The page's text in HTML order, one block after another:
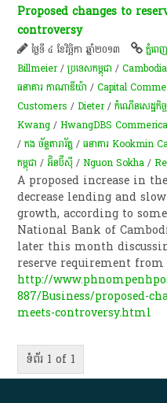
Proposed changes to
controversy
ថ្ងៃទី ៤ ខែវិច្ឆិកា ឆ្នាំ២០១៣ ភ្នំព
Billmeier/ប្រទេសកម្ពុជា /
ធនាគារ កាណាឌីយ៉ា /Capital
Customers /Dieter/កំណើន​សេដ្ឋកិច្ច
Kwang /HwangDBS
/កង ច័ន្ទតារារ័ត្ន /ធនាគារ​ Kookmin​
កម្ពុជា /អ៊ិនប៊ីស៊ី /Nguon Sokha /
A proposed increase in
decrease lending and
growth, according to
National Bank of
later this month
reserve requirement
http://
887/Business/proposed-
meets-controversy.html
ទំព័រ 1 of 1